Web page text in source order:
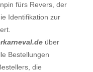
fürs Revers, der
Identifikation zur
über
Bestellungen
die